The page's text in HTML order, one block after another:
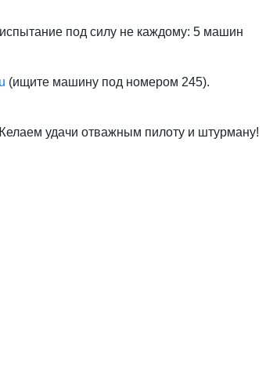
испытание под силу не каждому: 5 машин
(ищите машину под номером 245).
удачи отважным пилоту и штурману!